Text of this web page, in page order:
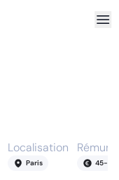
Localisation
Paris 45-